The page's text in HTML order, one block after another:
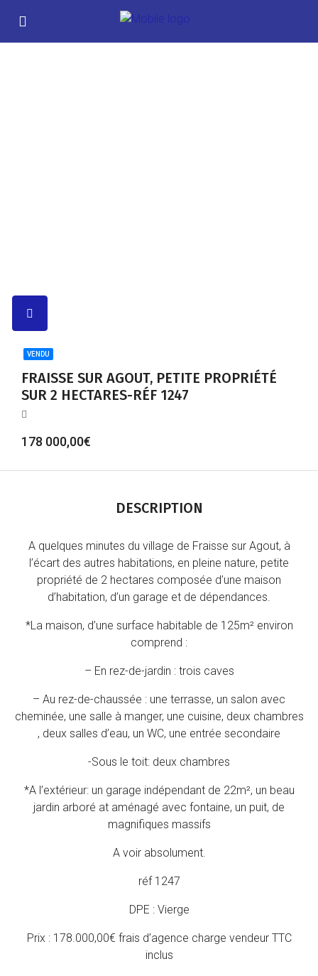
VENDU
FRAISSE SUR AGOUT, PETITE PROPRIÉTÉ
SUR 2 HECTARES-RÉF 1247
178 000,00€
DESCRIPTION
A quelques minutes du village de Fraisse sur Agout, à
l’écart des autres habitations, en pleine nature, petite
propriété de 2 hectares composée d’une maison
d’habitation, d’un garage et de dépendances.
*La maison, d’une surface habitable de 125m² environ
comprend :
– En rez-de-jardin : trois caves
– Au rez-de-chaussée : une terrasse, un salon avec
cheminée, une salle à manger, une cuisine, deux chambres
, deux salles d’eau, un WC, une entrée secondaire
-Sous le toit: deux chambres
*A l’extérieur: un garage indépendant de 22m², un beau
jardin arboré at aménagé avec fontaine, un puit, de
magnifiques massifs
A voir absolument.
réf 1247
DPE : Vierge
Prix : 178.000,00€ frais d’agence charge vendeur TTC
inclus